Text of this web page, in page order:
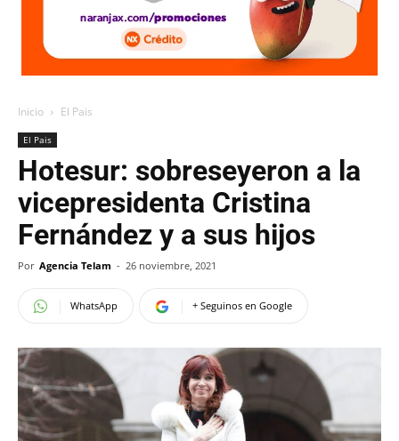
Inicio El Pais
El Pais
Hotesur: sobreseyeron a la
vicepresidenta Cristina
Fernández y a sus hijos
Por Agencia Telam - 26 noviembre, 2021
WhatsApp + Seguinos en Google